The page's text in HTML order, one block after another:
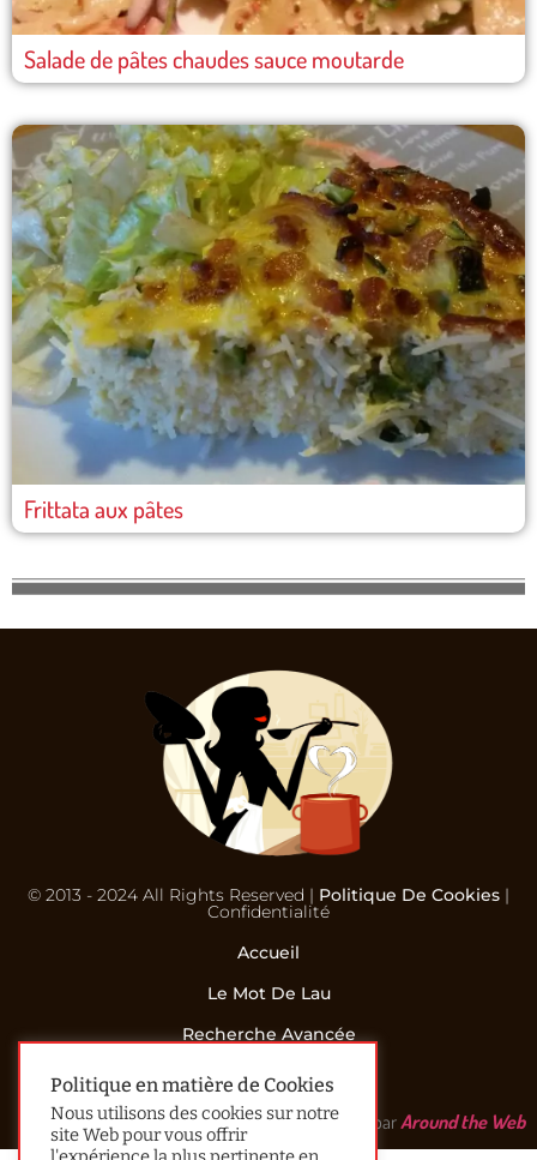
Salade de pâtes chaudes sauce moutarde
Frittata aux pâtes
© 2013 - 2024 All Rights Reserved | Politique De Cookies |
Confidentialité
Accueil
Le Mot De Lau
Recherche Avancée
Contact
Réalisé parAround the Web
Politique en matière de Cookies
Nous utilisons des cookies sur notre
site Web pour vous offrir